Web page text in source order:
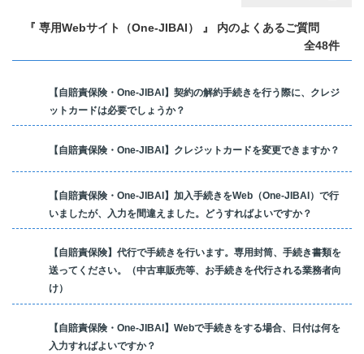
『 専用Webサイト（One-JIBAI） 』 内のよくあるご質問
全48件
【自賠責保険・One-JIBAI】契約の解約手続きを行う際に、クレジ
ットカードは必要でしょうか？
【自賠責保険・One-JIBAI】クレジットカードを変更できますか？
【自賠責保険・One-JIBAI】加入手続きをWeb（One-JIBAI）で行
いましたが、入力を間違えました。どうすればよいですか？
【自賠責保険】代行で手続きを行います。専用封筒、手続き書類を
送ってください。（中古車販売等、お手続きを代行される業務者向
け）
【自賠責保険・One-JIBAI】Webで手続きをする場合、日付は何を
入力すればよいですか？